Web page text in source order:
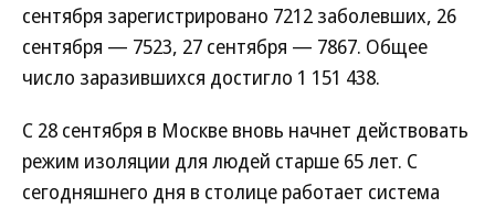
сентября зарегистрировано 7212 заболевших, 26
сентября — 7523, 27 сентября — 7867. Общее
число заразившихся достигло 1 151 438.
С 28 сентября в Москве вновь начнет действовать
режим изоляции для людей старше 65 лет. С
сегодняшнего дня в столице работает система